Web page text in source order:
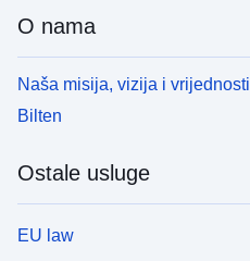
O nama
Naša misija, vizija i vrijednosti
Bilten
Ostale usluge
EU law